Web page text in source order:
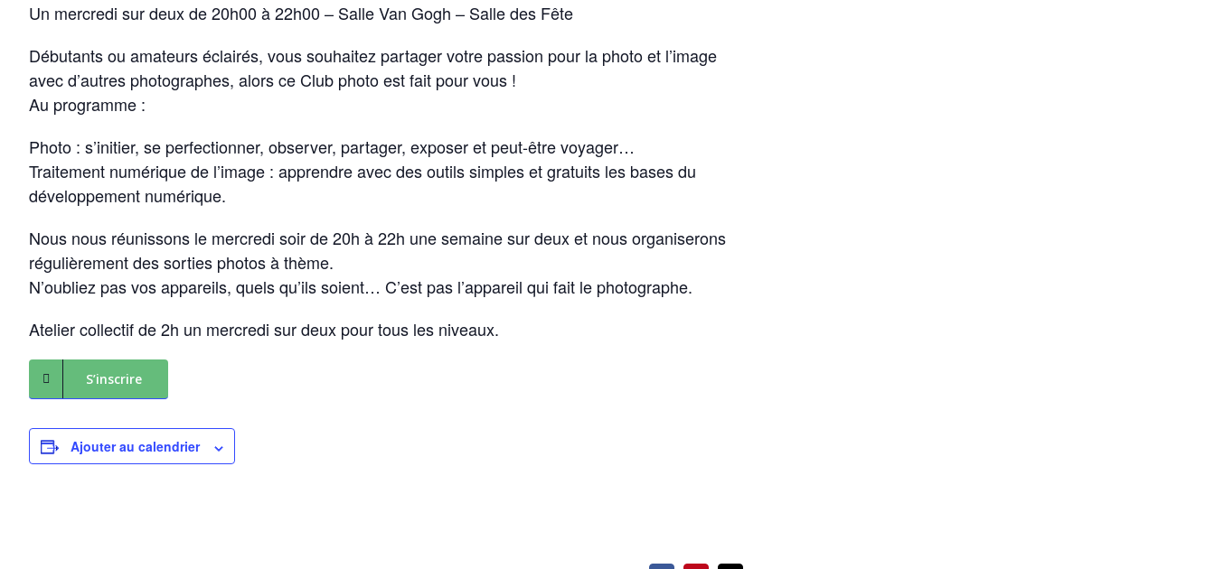
Un mercredi sur deux de 20h00 à 22h00 – Salle Van Gogh – Salle des Fête
Débutants ou amateurs éclairés, vous souhaitez partager votre passion pour la photo et l’image
avec d’autres photographes, alors ce Club photo est fait pour vous !
Au programme :
Photo : s’initier, se perfectionner, observer, partager, exposer et peut-être voyager…
Traitement numérique de l’image : apprendre avec des outils simples et gratuits les bases du
développement numérique.
Nous nous réunissons le mercredi soir de 20h à 22h une semaine sur deux et nous organiserons
régulièrement des sorties photos à thème.
N’oubliez pas vos appareils, quels qu’ils soient… C’est pas l’appareil qui fait le photographe.
Atelier collectif de 2h un mercredi sur deux pour tous les niveaux.
S’inscrire
Ajouter au calendrier